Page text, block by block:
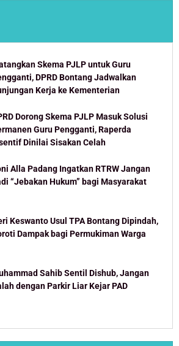
Skema PJLP untuk Guru
DPRD Bontang Jadwalkan
Kerja ke Kementerian
Dorong Skema PJLP Masuk Solusi
Guru Pengganti, Raperda
Dinilai Sisakan Celah
Alla Padang Ingatkan RTRW Jangan
“Jebakan Hukum” bagi Masyarakat
Keswanto Usul TPA Bontang Dipindah,
Dampak bagi Permukiman Warga
Sahib Sentil Dishub, Jangan
dengan Parkir Liar Kejar PAD